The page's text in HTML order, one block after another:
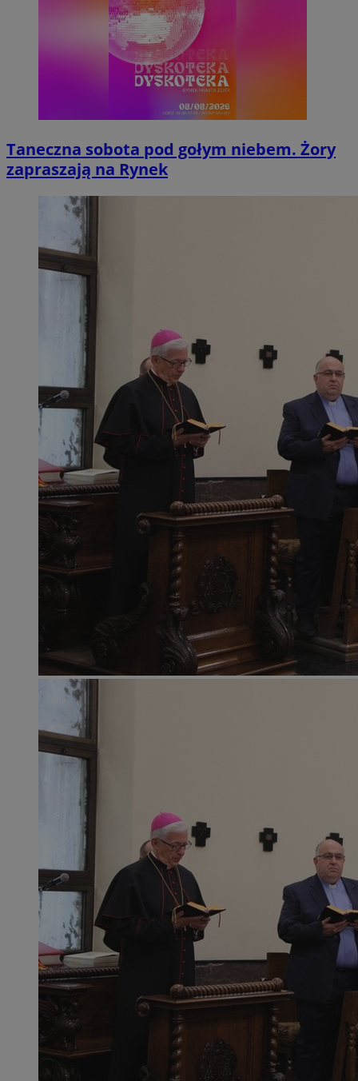
Taneczna sobota pod gołym niebem. Żory
zapraszają na Rynek